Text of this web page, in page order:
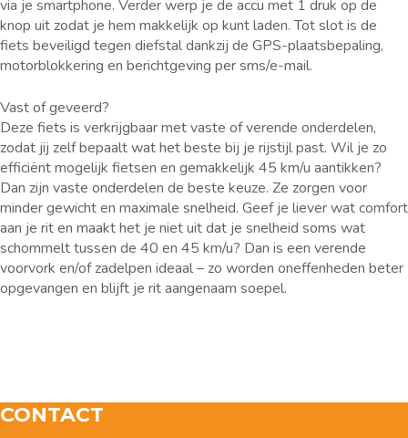
via je smartphone. Verder werp je de accu met 1 druk op de
knop uit zodat je hem makkelijk op kunt laden. Tot slot is de
fiets beveiligd tegen diefstal dankzij de GPS-plaatsbepaling,
motorblokkering en berichtgeving per sms/e-mail.
Vast of geveerd?
Deze fiets is verkrijgbaar met vaste of verende onderdelen,
zodat jij zelf bepaalt wat het beste bij je rijstijl past. Wil je zo
efficiënt mogelijk fietsen en gemakkelijk 45 km/u aantikken?
Dan zijn vaste onderdelen de beste keuze. Ze zorgen voor
minder gewicht en maximale snelheid. Geef je liever wat comfort
aan je rit en maakt het je niet uit dat je snelheid soms wat
schommelt tussen de 40 en 45 km/u? Dan is een verende
voorvork en/of zadelpen ideaal – zo worden oneffenheden beter
opgevangen en blijft je rit aangenaam soepel.
CONTACT